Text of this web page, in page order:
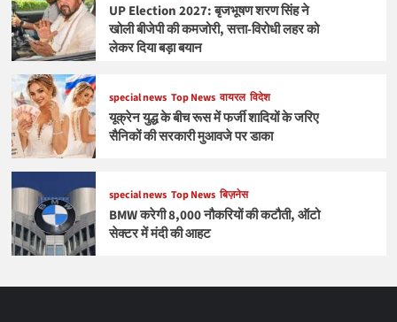
UP Election 2027: बृजभूषण शरण सिंह ने
खोली बीजेपी की कमजोरी, सत्ता-विरोधी लहर को
लेकर दिया बड़ा बयान
special news Top News वायरल विदेश
यूक्रेन युद्ध के बीच रूस में फर्जी शादियों के जरिए
सैनिकों की सरकारी मुआवजे पर डाका
special news Top News बिज़नेस
BMW करेगी 8,000 नौकरियों की कटौती, ऑटो
सेक्टर में मंदी की आहट